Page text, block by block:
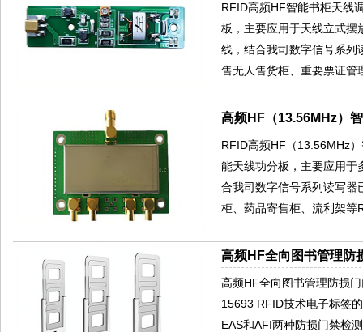
RFID高频HF智能书柜天线
板，主要应用于天线立式摆
线，结合我司数字信号系列
售无人售货柜、重要票证管
高频HF（13.56MHz）
RFID高频HF（13.56MHz
能天线功分板，主要应用于
合我司数字信号系列读写器
柜、药品寄售柜、流利架等
高频HF全向图书管理防
高频HF全向图书管理防损
15693 RFID技术电子标签
EAS和AFI两种防损门禁检